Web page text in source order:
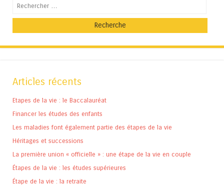
Recherche
Articles récents
Etapes de la vie : le Baccalauréat
Financer les études des enfants
Les maladies font également partie des étapes de la vie
Héritages et successions
La première union « officielle » : une étape de la vie en couple
Étapes de la vie : les études supérieures
Étape de la vie : la retraite